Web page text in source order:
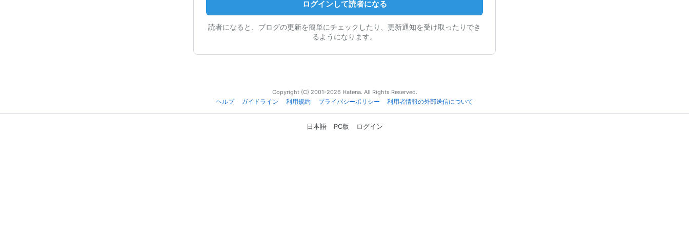
ログインして読者になる
読者になると、ブログの更新を簡単にチェックしたり、更新通知を受け取ったりでき
るようになります。
Copyright (C) 2001-2026 Hatena. All Rights Reserved.
ヘルプ
ガイドライン 利用規約 プライバシーポリシー 利用者情報の外部送信について
日本語 PC版 ログイン